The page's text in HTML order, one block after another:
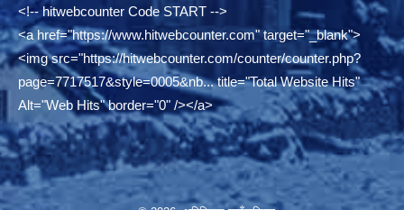
<!-- hitwebcounter Code START -->
<a href="https://www.hitwebcounter.com"target="_blank">
<img src="https://hitwebcounter.com/counter/counter.php?
page=7717517&style=0005&nb...title="Total Website Hits"
Alt="Web Hits" border="0" /></a>